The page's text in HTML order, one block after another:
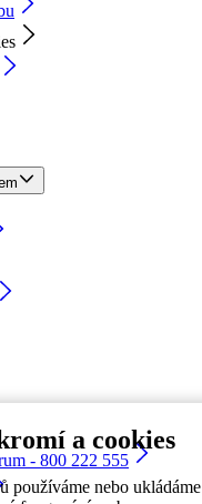
a cookies
používáme nebo
- 800 222 555